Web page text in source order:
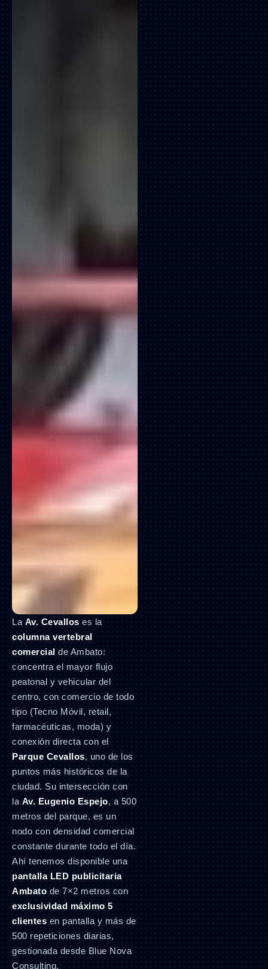
La Av. Cevallos es la
columna vertebral
comercial de Ambato:
concentra el mayor flujo
peatonal y vehicular del
centro, con comercio de todo
tipo (Tecno Móvil, retail,
farmacéuticas, moda) y
conexión directa con el
Parque Cevallos, uno de los
puntos más históricos de la
ciudad. Su intersección con
la Av. Eugenio Espejo, a 500
metros del parque, es un
nodo con densidad comercial
constante durante todo el día.
Ahí tenemos disponible una
pantalla LED publicitaria
Ambato de 7×2 metros con
exclusividad máximo 5
clientes en pantalla y más de
500 repeticiones diarias,
gestionada desde Blue Nova
Consulting.